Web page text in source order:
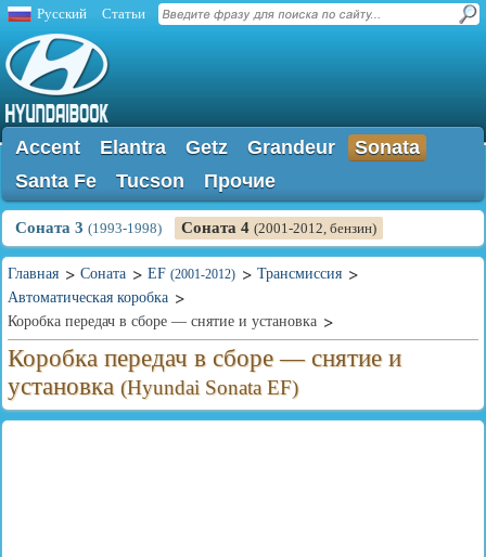
Русский Статьи
Accent Elantra Getz Grandeur
Sonata
Santa Fe
Tucson Прочие
Соната 3 (1993-1998) Соната 4 (2001-2012, бензин)
Главная Соната EF (2001-2012)
Трансмиссия
Автоматическая коробка
Коробка передач в сборе — снятие и установка
Коробка передач в сборе — снятие и
установка (Hyundai Sonata EF)